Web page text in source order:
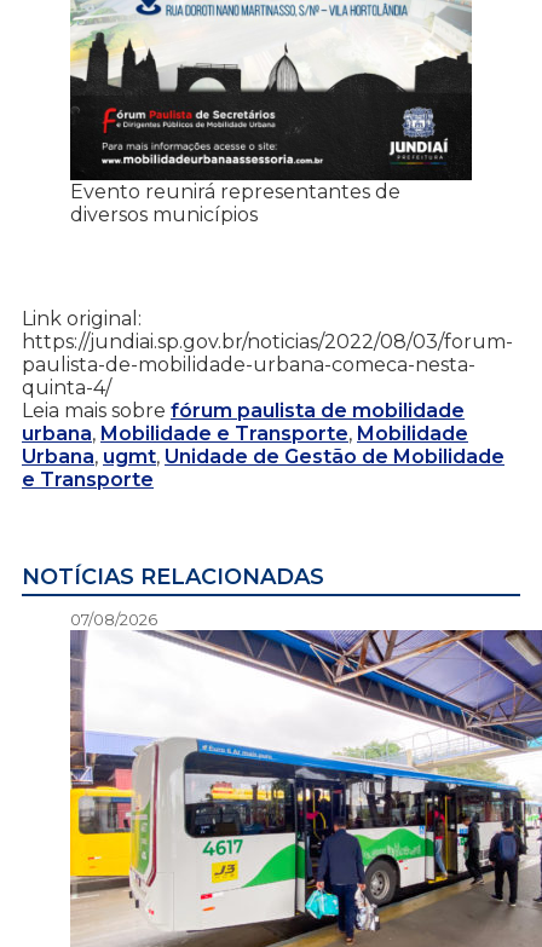
Evento reunirá representantes de
diversos municípios
Link original:
https://jundiai.sp.gov.br/noticias/2022/08/03/forum-
paulista-de-mobilidade-urbana-comeca-nesta-
quinta-4/
Leia mais sobre fórum paulista de mobilidade
urbana, Mobilidade e Transporte, Mobilidade
Urbana, ugmt, Unidade de Gestão de Mobilidade
e Transporte
NOTÍCIAS RELACIONADAS
07/08/2026